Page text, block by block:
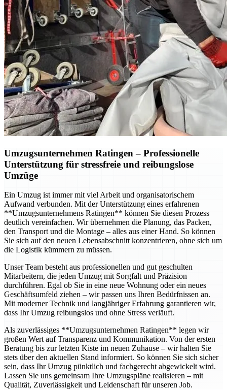
Umzugsunternehmen Ratingen – Professionelle
Unterstützung für stressfreie und reibungslose
Umzüge
Ein Umzug ist immer mit viel Arbeit und organisatorischem
Aufwand verbunden. Mit der Unterstützung eines erfahrenen
**Umzugsunternehmens Ratingen** können Sie diesen Prozess
deutlich vereinfachen. Wir übernehmen die Planung, das Packen,
den Transport und die Montage – alles aus einer Hand. So können
Sie sich auf den neuen Lebensabschnitt konzentrieren, ohne sich um
die Logistik kümmern zu müssen.
Unser Team besteht aus professionellen und gut geschulten
Mitarbeitern, die jeden Umzug mit Sorgfalt und Präzision
durchführen. Egal ob Sie in eine neue Wohnung oder ein neues
Geschäftsumfeld ziehen – wir passen uns Ihren Bedürfnissen an.
Mit moderner Technik und langjähriger Erfahrung garantieren wir,
dass Ihr Umzug reibungslos und ohne Stress verläuft.
Als zuverlässiges **Umzugsunternehmen Ratingen** legen wir
großen Wert auf Transparenz und Kommunikation. Von der ersten
Beratung bis zur letzten Kiste im neuen Zuhause – wir halten Sie
stets über den aktuellen Stand informiert. So können Sie sich sicher
sein, dass Ihr Umzug pünktlich und fachgerecht abgewickelt wird.
Lassen Sie uns gemeinsam Ihre Umzugspläne realisieren – mit
Qualität, Zuverlässigkeit und Leidenschaft für unseren Job.